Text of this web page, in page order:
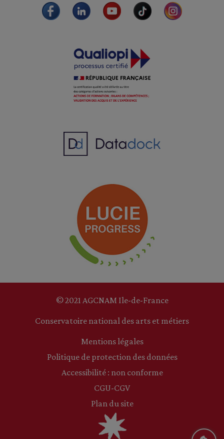
© 2021 AGCNAM Ile-de-France
Conservatoire national des arts et métiers
Mentions légales
Politique de protection des données
Accessibilité : non conforme
CGU-CGV
Plan du site